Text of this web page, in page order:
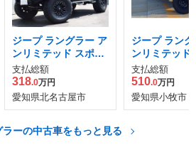
ジープ ラングラー ア
ンリミテッド スポー
ツ 4WD
支払総額
318.0万円
愛知県北名古屋市
ジープ ラン
ンリミテッド
2.0L スカイ
チパワートッ
支払総額
510.0万円
愛知県小牧市
ーの中古車をもっと見る